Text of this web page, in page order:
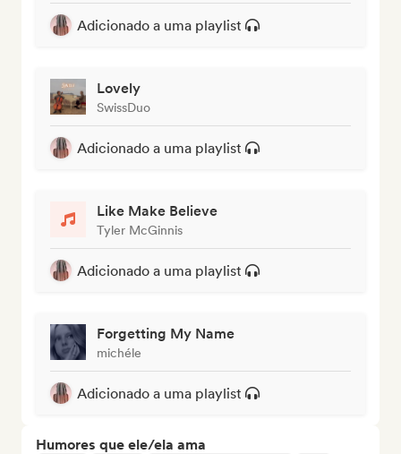
Adicionado a uma playlist
Lovely
SwissDuo
Adicionado a uma playlist
Like Make Believe
Tyler McGinnis
Adicionado a uma playlist
Forgetting My Name
michéle
Adicionado a uma playlist
Humores que ele/ela ama